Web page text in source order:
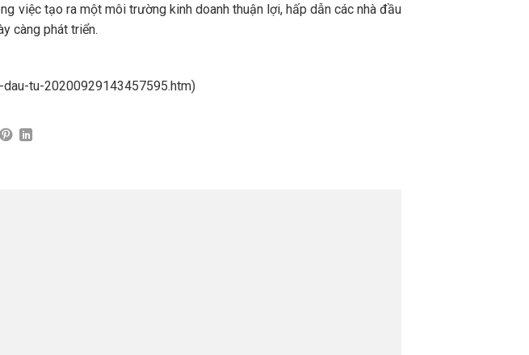
việc tạo ra một môi trường kinh doanh thuận lợi, hấp dẫn các nhà đầu
càng phát triển.
tu-20200929143457595.htm)